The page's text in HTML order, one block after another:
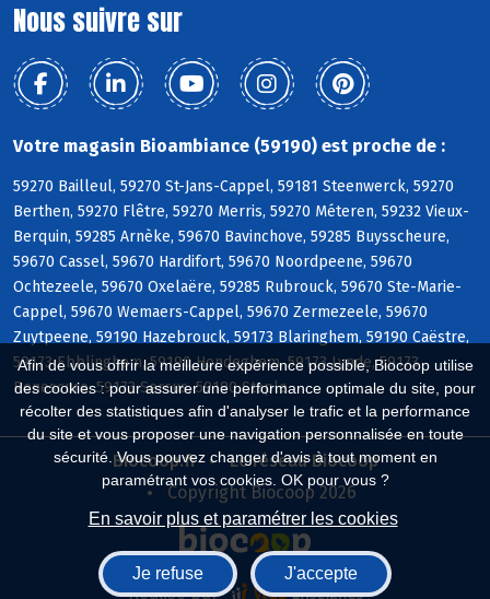
Afin de vous offrir la meilleure expérience possible, Biocoop utilise
des cookies : pour assurer une performance optimale du site, pour
récolter des statistiques afin d'analyser le trafic et la performance
du site et vous proposer une navigation personnalisée en toute
sécurité. Vous pouvez changer d'avis à tout moment en
paramétrant vos cookies. OK pour vous ?
En savoir plus et paramétrer les cookies
Je refuse J'accepte
Nous suivre sur
Votre magasin Bioambiance (59190) est proche de :
59270 Bailleul, 59270 St-Jans-Cappel, 59181 Steenwerck, 59270
Berthen, 59270 Flêtre, 59270 Merris, 59270 Méteren, 59232 Vieux-
Berquin, 59285 Arnèke, 59670 Bavinchove, 59285 Buysscheure,
59670 Cassel, 59670 Hardifort, 59670 Noordpeene, 59670
Ochtezeele, 59670 Oxelaëre, 59285 Rubrouck, 59670 Ste-Marie-
Cappel, 59670 Wemaers-Cappel, 59670 Zermezeele, 59670
Zuytpeene, 59190 Hazebrouck, 59173 Blaringhem, 59190 Caëstre,
59173 Ebblinghem, 59190 Hondeghem, 59173 Lynde, 59173
Renescure, 59173 Sercus, 59190 Staple
Biocoop.fr
Le réseau Biocoop
Copyright Biocoop 2026
Réalisé par